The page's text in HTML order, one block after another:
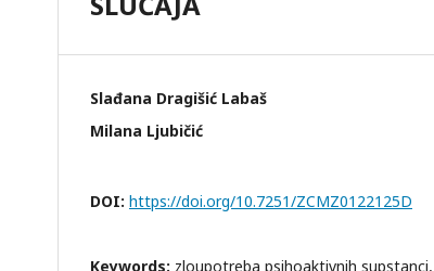
Slađana Dragišić Labaš
Milana Ljubičić
DOI: https://doi.org/10.7251/ZCMZ0122125D
Keywords: zloupotreba psihoaktivnih